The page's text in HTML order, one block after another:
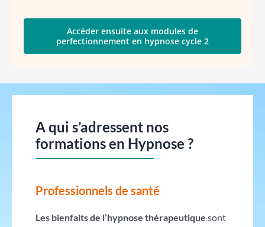
Accéder ensuite aux modules de
perfectionnement en hypnose cycle 2
A qui s’adressent nos
formations en Hypnose ?
Professionnels de santé
Les bienfaits de l’hypnose thérapeutique sont